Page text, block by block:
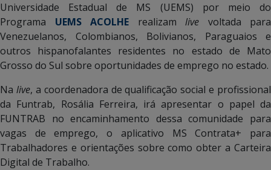
Universidade Estadual de MS (UEMS) por meio do
Programa UEMS ACOLHE realizam live voltada para
Venezuelanos, Colombianos, Bolivianos, Paraguaios e
outros hispanofalantes residentes no estado de Mato
Grosso do Sul sobre oportunidades de emprego no estado.
Na live, a coordenadora de qualificação social e profissional
da Funtrab, Rosália Ferreira, irá apresentar o papel da
FUNTRAB no encaminhamento dessa comunidade para
vagas de emprego, o aplicativo MS Contrata+ para
Trabalhadores e orientações sobre como obter a Carteira
Digital de Trabalho.